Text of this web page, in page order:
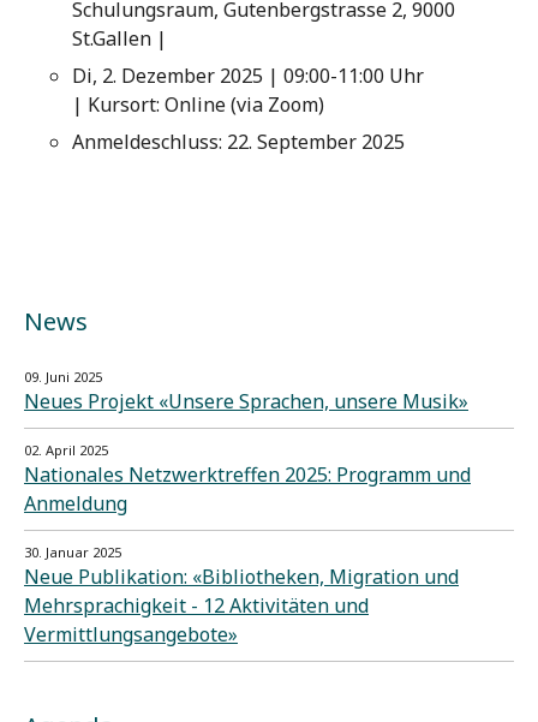
Schulungsraum, Gutenbergstrasse 2, 9000
St.Gallen |
Di, 2. Dezember 2025 | 09:00-11:00 Uhr
| Kursort: Online (via Zoom)
Anmeldeschluss: 22. September 2025
News
09. Juni 2025
Neues Projekt «Unsere Sprachen, unsere Musik»
02. April 2025
Nationales Netzwerktreffen 2025: Programm und
Anmeldung
30. Januar 2025
Neue Publikation: «Bibliotheken, Migration und
Mehrsprachigkeit - 12 Aktivitäten und
Vermittlungsangebote»